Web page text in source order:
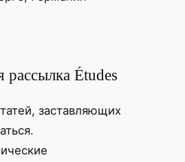
рассылка Études
заставляющих